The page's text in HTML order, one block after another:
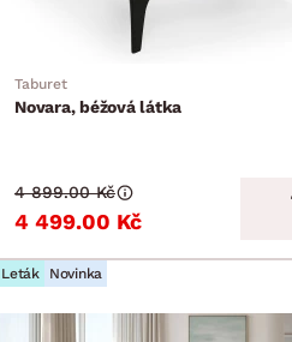
Taburet
Novara, béžová látka
4 499.00 Kč
4 899.00 Kč
Leták Novinka